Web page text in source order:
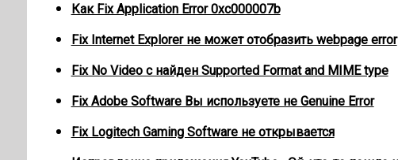
Как Fix Application Error 0xc000007b
Fix Internet Explorer не может отобразить webpage error
Fix No Video с найден Supported Format and MIME type
Fix Adobe Software Вы используете не Genuine Error
Fix Logitech Gaming Software не открывается